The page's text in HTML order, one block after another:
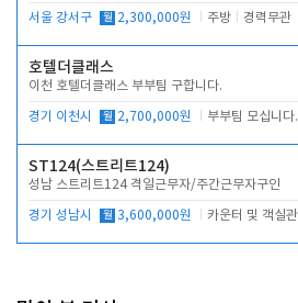
서울 강서구 월 2,300,000원 주방 경력무관
호텔더클래스
이천 호텔더클래스 부부팀 구합니다.
경기 이천시 월 2,700,000원 부부팀 모십니다.
ST124(스트리트124)
성남 스트리트124 격일근무자/주간근무자구인
경기 성남시 월 3,600,000원